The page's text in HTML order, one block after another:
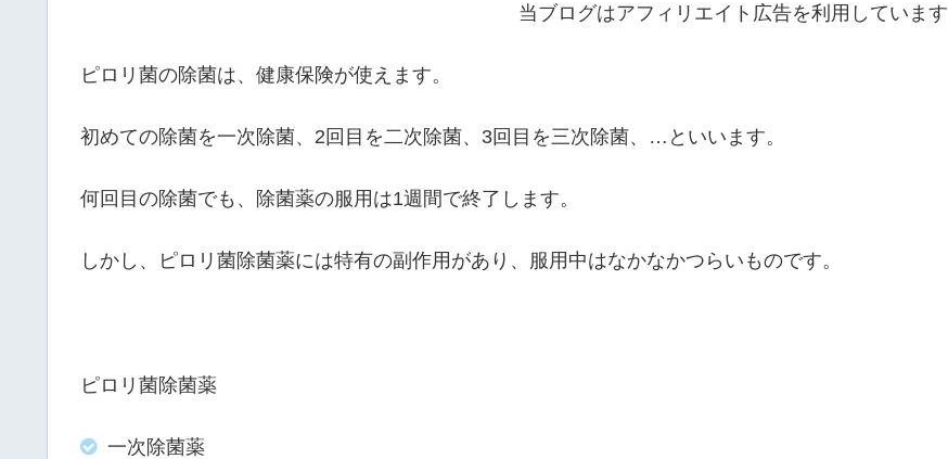
当ブログはアフィリエイト広告を利用しています
ピロリ菌の除菌は、健康保険が使えます。
初めての除菌を一次除菌、2回目を二次除菌、3回目を三次除菌、…といいます。
何回目の除菌でも、除菌薬の服用は1週間で終了します。
しかし、ピロリ菌除菌薬には特有の副作用があり、服用中はなかなかつらいものです。
ピロリ菌除菌薬
一次除菌薬